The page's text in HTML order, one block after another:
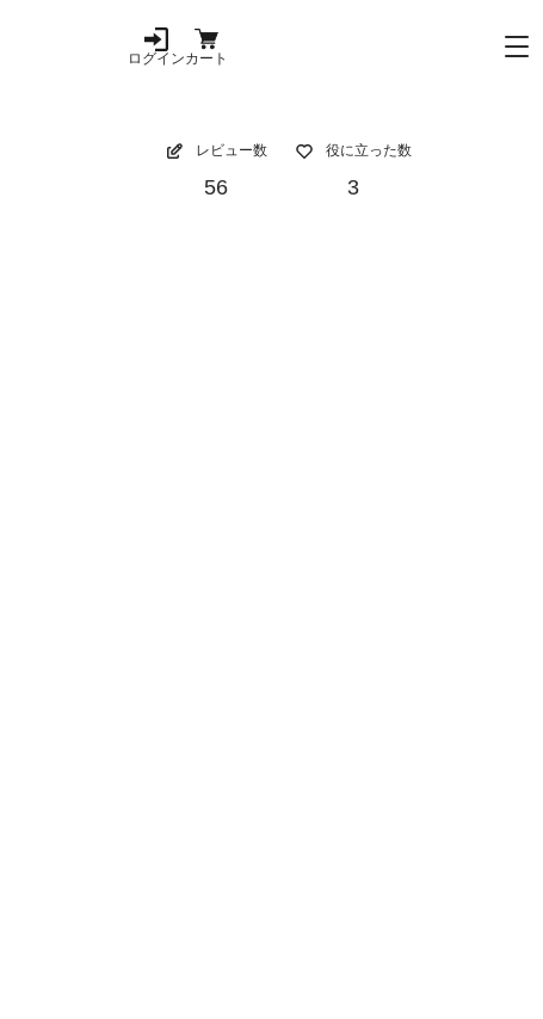
ログインカート
レビュー数
56
役に立った数
3